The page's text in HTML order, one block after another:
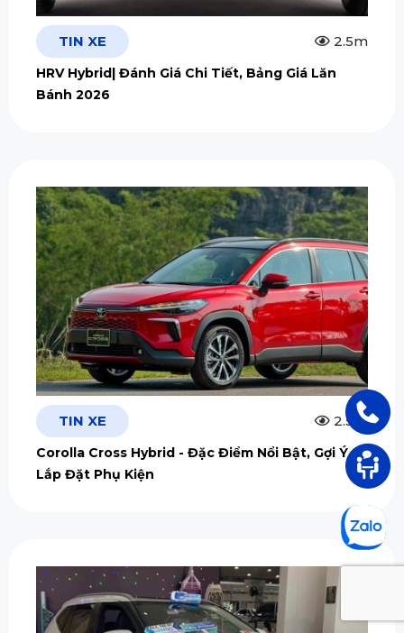
TIN XE 2.5m
HRV Hybrid| Đánh Giá Chi Tiết, Bảng Giá Lăn
Bánh 2026
TIN XE 2.5m
Corolla Cross Hybrid - Đặc Điểm Nổi Bật, Gợi Ý
Lắp Đặt Phụ Kiện